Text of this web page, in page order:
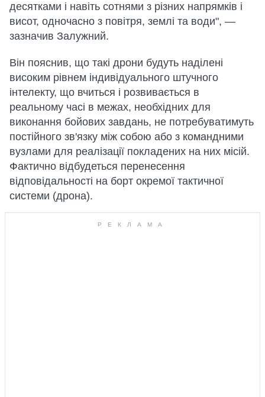
десятками і навіть сотнями з різних напрямків і
висот, одночасно з повітря, землі та води", —
зазначив Залужний.
Він пояснив, що такі дрони будуть наділені
високим рівнем індивідуального штучного
інтелекту, що вчиться і розвивається в
реальному часі в межах, необхідних для
виконання бойових завдань, не потребуватимуть
постійного зв'язку між собою або з командними
вузлами для реалізації покладених на них місій.
Фактично відбудеться перенесення
відповідальності на борт окремої тактичної
системи (дрона).